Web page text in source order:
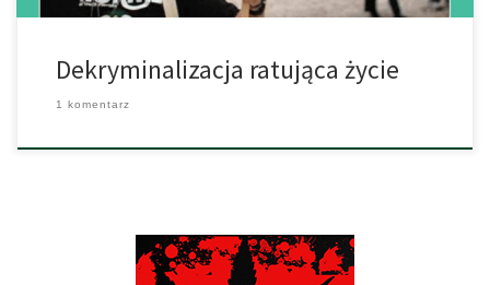
Dekryminalizacja ratująca życie
1 komentarz